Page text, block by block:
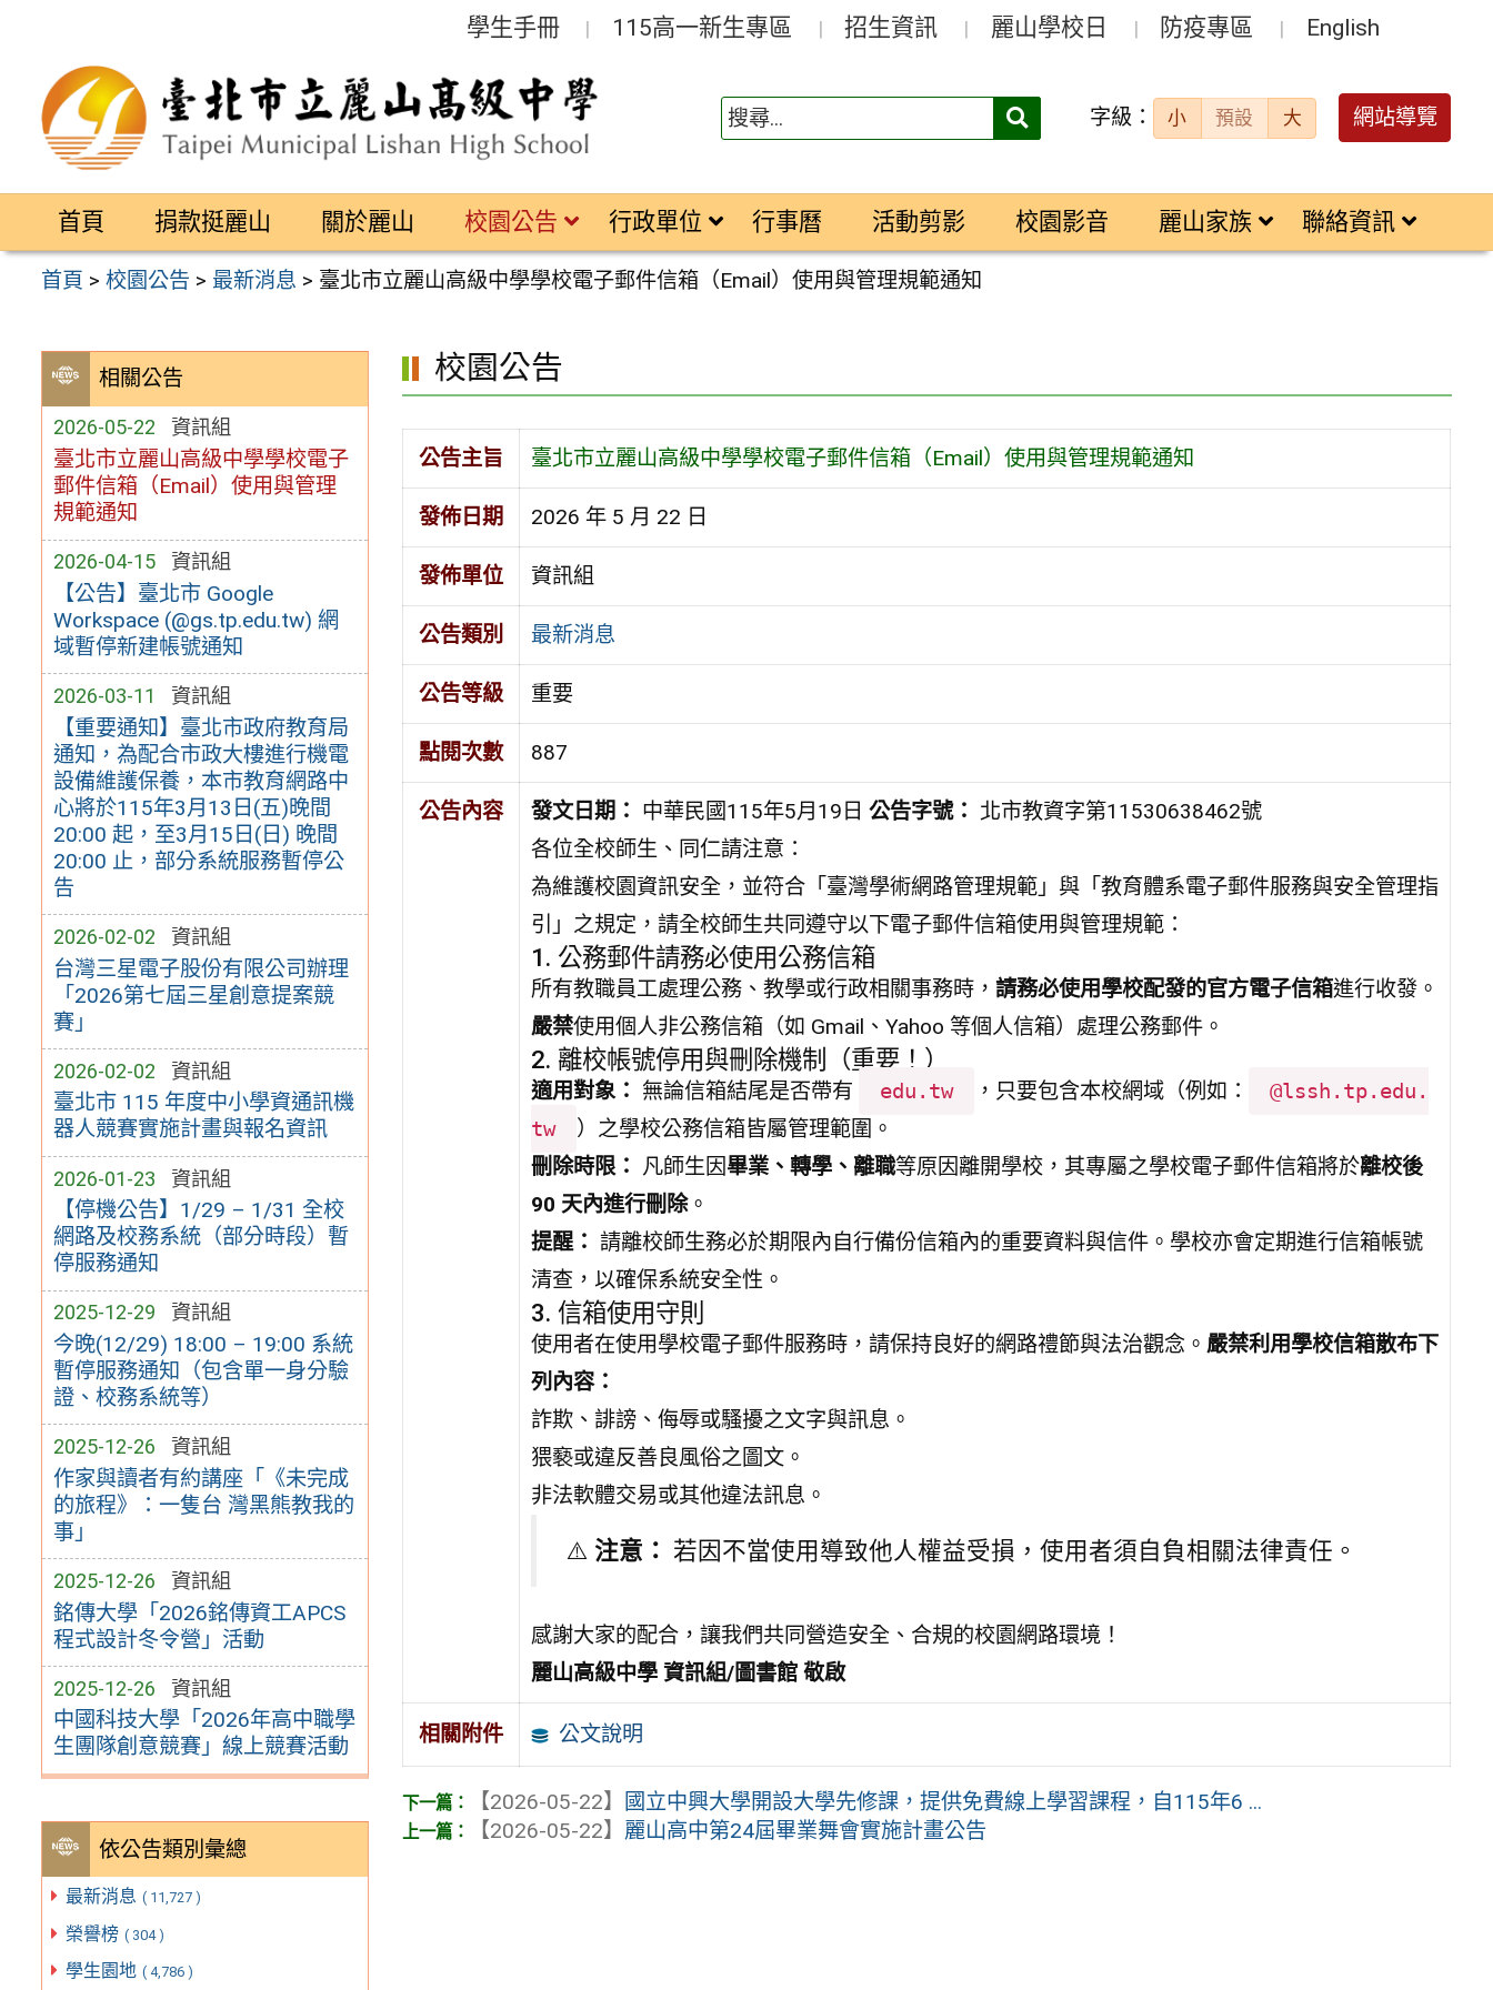
區
學生手冊 115高一新生專區 招生資訊 麗山學校日 防疫專區 English
搜
字級： 小 預設 大 網站導覽
首頁 捐款挺麗山 關於麗山 校園公告 行政單位 行事曆 活動剪影 校園影音 麗山家族 聯絡資訊
首頁 >校園公告 > 最新消息 > 臺北市立麗山高級中學學校電子郵件信箱（Email）使用與管理規範通知
相關公告
2026-05-22 資訊組
臺北市立麗山高級中學學校電子
郵件信箱（Email）使用與管理
規範通知
2026-04-15 資訊組
【公告】臺北市 Google
Workspace (@gs.tp.edu.tw) 網
域暫停新建帳號通知
2026-03-11 資訊組
【重要通知】臺北市政府教育局
通知，為配合市政大樓進行機電
設備維護保養，本市教育網路中
心將於115年3月13日(五)晚間
20:00 起，至3月15日(日) 晚間
20:00 止，部分系統服務暫停公
告
2026-02-02 資訊組
台灣三星電子股份有限公司辦理
「2026第七屆三星創意提案競
賽」
2026-02-02 資訊組
臺北市 115 年度中小學資通訊機
器人競賽實施計畫與報名資訊
2026-01-23 資訊組
【停機公告】1/29 – 1/31 全校
網路及校務系統（部分時段）暫
停服務通知
2025-12-29 資訊組
今晚(12/29) 18:00 – 19:00 系統
暫停服務通知（包含單一身分驗
證、校務系統等）
2025-12-26 資訊組
作家與讀者有約講座「《未完成
的旅程》：一隻台 灣黑熊教我的
事」
2025-12-26 資訊組
銘傳大學「2026銘傳資工APCS
程式設計冬令營」活動
2025-12-26 資訊組
中國科技大學「2026年高中職學
生團隊創意競賽」線上競賽活動
依公告類別彙總
最新消息 ( 11,727 )
榮譽榜 ( 304 )
學生園地 ( 4,786 )
校園公告
公告主旨 臺北市立麗山高級中學學校電子郵件信箱（Email）使用與管理規範通知
發佈日期 2026 年 5 月 22 日
發佈單位 資訊組
公告類別 最新消息
公告等級 重要
點閱次數 887
公告內容 發文日期： 中華民國115年5月19日 公告字號： 北市教資字第11530638462號
各位全校師生、同仁請注意：
為維護校園資訊安全，並符合「臺灣學術網路管理規範」與「教育體系電子郵件服務與安全管理指
引」之規定，請全校師生共同遵守以下電子郵件信箱使用與管理規範：
1. 公務郵件請務必使用公務信箱
所有教職員工處理公務、教學或行政相關事務時， 請務必使用學校配發的官方電子信箱進行收發。
嚴禁使用個人非公務信箱（如 Gmail、Yahoo 等個人信箱）處理公務郵件。
2. 離校帳號停用與刪除機制（重要！）
適用對象： 無論信箱結尾是否帶有 edu.tw ，只要包含本校網域（例如：
@lssh.tp.edu.
tw
）之學校公務信箱皆屬管理範圍。
刪除時限： 凡師生因畢業、轉學、離職等原因離開學校，其專屬之學校電子郵件信箱將於離校後
90 天內進行刪除。
提醒： 請離校師生務必於期限內自行備份信箱內的重要資料與信件。學校亦會定期進行信箱帳號
清查，以確保系統安全性。
3. 信箱使用守則
使用者在使用學校電子郵件服務時，請保持良好的網路禮節與法治觀念。 嚴禁利用學校信箱散布下
列內容：
詐欺、誹謗、侮辱或騷擾之文字與訊息。
猥褻或違反善良風俗之圖文。
非法軟體交易或其他違法訊息。
⚠️ 注意： 若因不當使用導致他人權益受損，使用者須自負相關法律責任。
感謝大家的配合，讓我們共同營造安全、合規的校園網路環境！
麗山高級中學 資訊組/圖書館 敬啟
相關附件 公文說明
【2026-05-22】
國立中興大學開設大學先修課，提供免費線上學習課程，自115年6 ...
【2026-05-22】 麗山高中第24屆畢業舞會實施計畫公告